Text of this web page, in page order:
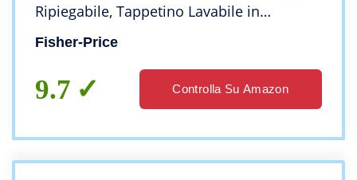
Ripiegabile, Tappetino Lavabile in
Lavatrice, Regalo Bambini 0+ Mesi,
Fisher-Price
9.7 Controlla Su Amazon